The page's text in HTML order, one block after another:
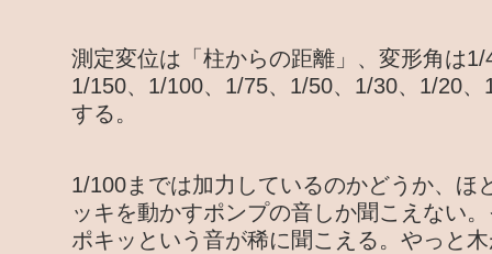
測定変位は「柱からの距離」、変形角は
1/150、1/100、1/75、1/50、1/30、1/20
する。
1/100までは加力しているのかどうか、ほ
ッキを動かすポンプの音しか聞こえない
ポキッという音が稀に聞こえる。やっと